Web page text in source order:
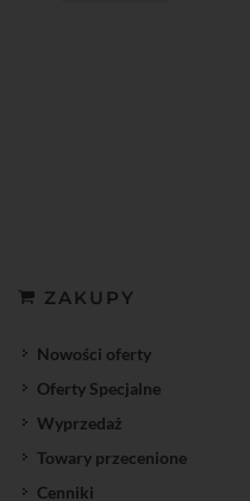
ZAKUPY
Nowości oferty
Oferty Specjalne
Wyprzedaż
Towary przecenione
Cenniki